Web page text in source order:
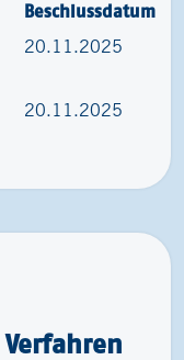
Beschlussdatum
20.11.2025
20.11.2025